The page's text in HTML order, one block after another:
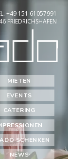
+49 151 61057991
FRIEDRICHSHAFEN
MIETEN
EVENTS
CATERING
SCHENKEN
NEWS